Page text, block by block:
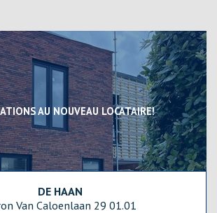
AU NOUVEAU LOCATAIRE!
121 m² 2
DE HAAN
Van Caloenlaan 29 01.01